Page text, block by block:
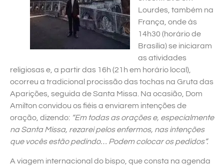
Lourdes, também na
França, onde às
14h30 (horário de
Brasília) se iniciaram
as atividades
religiosas e, a partir das 16h (21h em horário local),
ocorreu a tradicional procissão das tochas na Gruta das
Aparições, seguida de Santa Missa. Na ocasião, Dom
Amilton convidou os fiéis a enviarem intenções de
oração, dizendo: “Em todas as orações e, especialmente
na Santa Missa, rezarei pelos enfermos, nas intenções
que vocês estão pedindo… Podem colocar os pedidos”.
A viagem internacional do bispo, que consta na agenda